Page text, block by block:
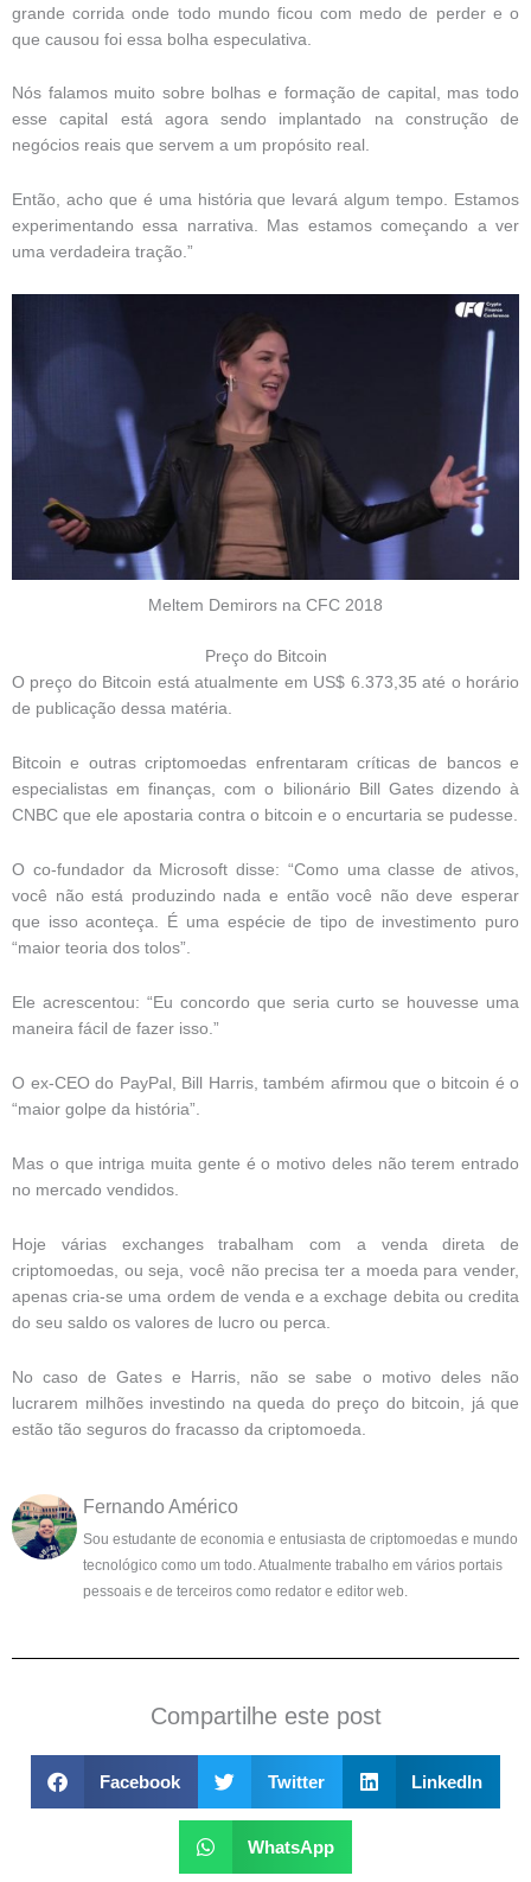
grande corrida onde todo mundo ficou com medo de perder e o
que causou foi essa bolha especulativa.
Nós falamos muito sobre bolhas e formação de capital, mas todo
esse capital está agora sendo implantado na construção de
negócios reais que servem a um propósito real.
Então, acho que é uma história que levará algum tempo. Estamos
experimentando essa narrativa. Mas estamos começando a ver
uma verdadeira tração.”
Meltem Demirors na CFC 2018
Preço do Bitcoin
O preço do Bitcoin está atualmente em US$ 6.373,35 até o horário
de publicação dessa matéria.
Bitcoin e outras criptomoedas enfrentaram críticas de bancos e
especialistas em finanças, com o bilionário Bill Gates dizendo à
CNBC que ele apostaria contra o bitcoin e o encurtaria se pudesse.
O co-fundador da Microsoft disse: “Como uma classe de ativos,
você não está produzindo nada e então você não deve esperar
que isso aconteça. É uma espécie de tipo de investimento puro
“maior teoria dos tolos”.
Ele acrescentou: “Eu concordo que seria curto se houvesse uma
maneira fácil de fazer isso.”
O ex-CEO do PayPal, Bill Harris, também afirmou que o bitcoin é o
“maior golpe da história”.
Mas o que intriga muita gente é o motivo deles não terem entrado
no mercado vendidos.
Hoje várias exchanges trabalham com a venda direta de
criptomoedas, ou seja, você não precisa ter a moeda para vender,
apenas cria-se uma ordem de venda e a exchage debita ou credita
do seu saldo os valores de lucro ou perca.
No caso de Gates e Harris, não se sabe o motivo deles não
lucrarem milhões investindo na queda do preço do bitcoin, já que
estão tão seguros do fracasso da criptomoeda.
Fernando Américo
Sou estudante de economia e entusiasta de criptomoedas e mundo
tecnológico como um todo. Atualmente trabalho em vários portais
pessoais e de terceiros como redator e editor web.
Compartilhe este post
Facebook Twitter LinkedIn
WhatsApp